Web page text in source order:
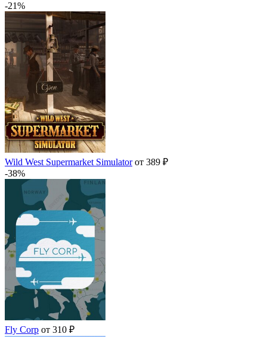
-21%
Wild West Supermarket Simulatorот 389 ₽
-38%
Fly Corp от 310 ₽